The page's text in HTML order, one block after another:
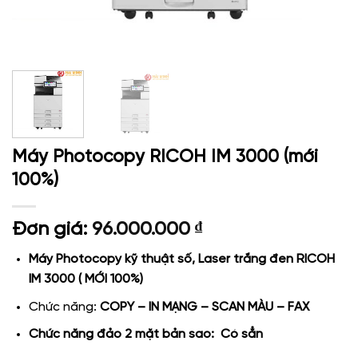
Máy Photocopy RICOH IM 3000 (mới
100%)
Đơn giá: 96.000.000 ₫
Máy Photocopy kỹ thuật số, Laser trắng đen RICOH
IM 3000 ( MỚI 100%)
Chức năng: COPY – IN MẠNG – SCAN MÀU – FAX
Chức năng đảo 2 mặt bản sao: Có sẳn